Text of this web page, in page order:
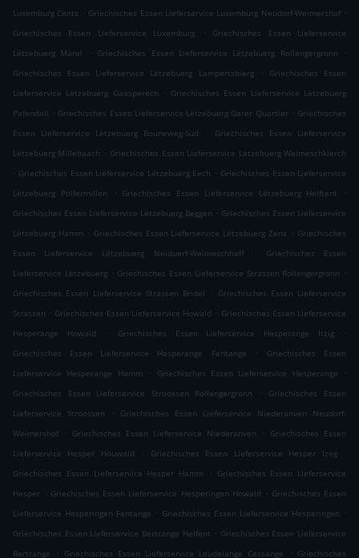
Luxemburg Cents . Griechisches Essen Lieferservice Luxemburg Neudorf-Weimershof .
Griechisches Essen Lieferservice Luxemburg
.
Griechisches Essen Lieferservice
Lëtzebuerg Märel
. Griechisches Essen Lieferservice Lëtzebuerg Rollengergronn
.
Griechisches Essen Lieferservice Lëtzebuerg Lampertsbierg
.
Griechisches Essen
Lieferservice Lëtzebuerg Gaasperech
. Griechisches Essen Lieferservice Lëtzebuerg
Pafendall . Griechisches Essen Lieferservice Lëtzebuerg Garer Quartier . Griechisches
Essen Lieferservice Lëtzebuerg Bouneweg-Süd
.
Griechisches Essen Lieferservice
Lëtzebuerg Millebaach . Griechisches Essen Lieferservice Lëtzebuerg Weimeschkierch
. Griechisches Essen Lieferservice Lëtzebuerg Eech . Griechisches Essen Lieferservice
Lëtzebuerg Polfermillen
. Griechisches Essen Lieferservice Lëtzebuerg Helftent
.
Griechisches Essen Lieferservice Lëtzebuerg Beggen . Griechisches Essen Lieferservice
Lëtzebuerg Hamm . Griechisches Essen Lieferservice Lëtzebuerg Zens . Griechisches
Essen Lieferservice Lëtzebuerg Neiduerf-Weimeschhaff
.
Griechisches Essen
Lieferservice Lëtzebuerg . Griechisches Essen Lieferservice Strassen Rollengergronn .
Griechisches Essen Lieferservice Strassen Bridel
. Griechisches Essen Lieferservice
Strassen . Griechisches Essen Lieferservice Howald . Griechisches Essen Lieferservice
Hesperange Howald
. Griechisches Essen Lieferservice Hesperange Itzig
.
Griechisches Essen Lieferservice Hesperange Fentange
.
Griechisches Essen
Lieferservice Hesperange Hamm
. Griechisches Essen Lieferservice Hesperange
.
Griechisches Essen Lieferservice Stroossen Rollengergronn
.
Griechisches Essen
Lieferservice Stroossen
.
Griechisches Essen Lieferservice Niederanven Neudorf-
Weimershof
. Griechisches Essen Lieferservice Niederanven . Griechisches Essen
Lieferservice Hesper Houwald
. Griechisches Essen Lieferservice Hesper Izeg
.
Griechisches Essen Lieferservice Hesper Hamm
. Griechisches Essen Lieferservice
Hesper . Griechisches Essen Lieferservice Hesperingen Howald . Griechisches Essen
Lieferservice Hesperingen Fentange . Griechisches Essen Lieferservice Hesperingen .
Griechisches Essen Lieferservice Bertrange Helfent . Griechisches Essen Lieferservice
Bertrange
. Griechisches Essen Lieferservice Leudelange Cessange . Griechisches